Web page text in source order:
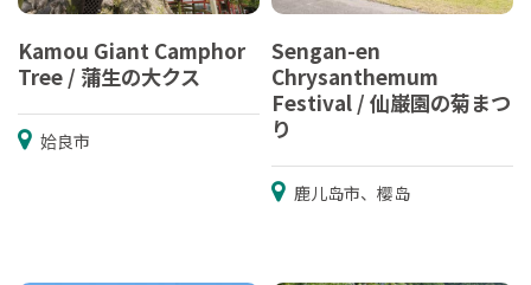
Kamou Giant Camphor
Tree / 蒲生の大クス
姶良市
Sengan-en
Chrysanthemum
Festival / 仙巌園の菊まつ
り
鹿儿岛市、樱岛